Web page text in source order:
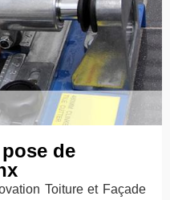
de
Toiture et Façade